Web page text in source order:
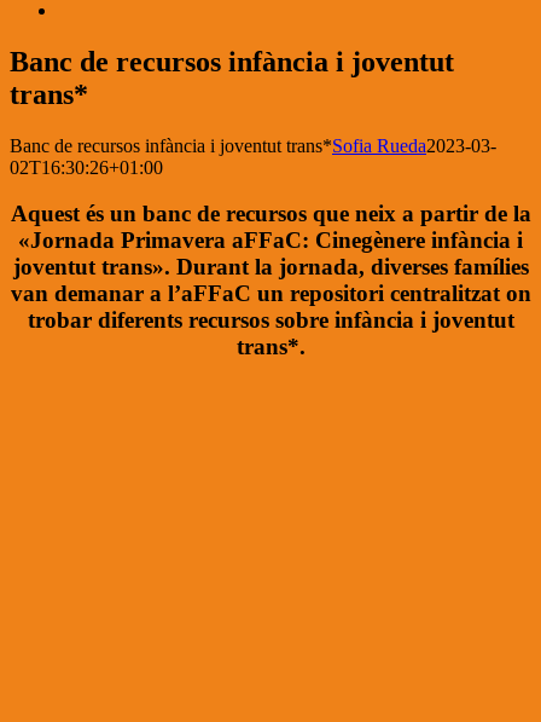
Banc de recursos infància i joventut
trans*
Banc de recursos infància i joventut trans*Sofia Rueda2023-03-
02T16:30:26+01:00
Aquest és un banc de recursos que neix a partir de la
«Jornada Primavera aFFaC: Cinegènere infància i
joventut trans». Durant la jornada, diverses famílies
van demanar a l’aFFaC un repositori centralitzat on
trobar diferents recursos sobre infància i joventut
trans*.